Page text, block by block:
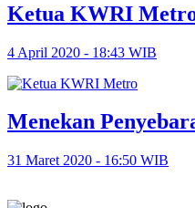
Ketua KWRI
4 April 2020 - 18:43 WIB
Menekan
31 Maret 2020 - 16:50 WIB